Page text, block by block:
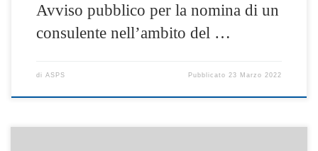
Avviso pubblico per la nomina di un
consulente nell’ambito del …
di ASPS Pubblicato 23 Marzo 2022